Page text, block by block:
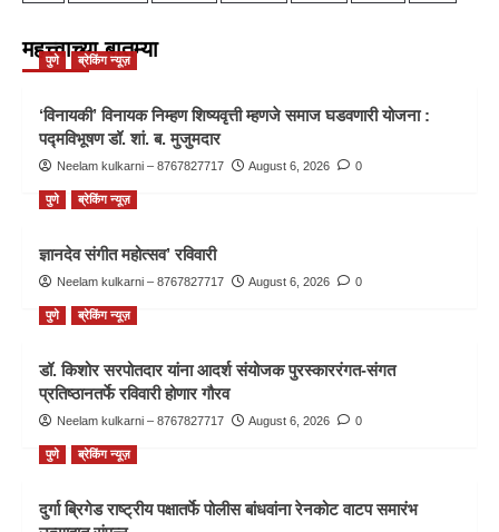
महत्त्वाच्या बातम्या
पुणे ब्रेकिंग न्यूज़
‘विनायकी’ विनायक निम्हण शिष्यवृत्ती म्हणजे समाज घडवणारी योजना :
पद्मविभूषण डॉ. शां. ब. मुजुमदार
Neelam kulkarni – 8767827717 August 6, 2026 0
पुणे ब्रेकिंग न्यूज़
ज्ञानदेव संगीत महोत्सव’ रविवारी
Neelam kulkarni – 8767827717 August 6, 2026 0
पुणे ब्रेकिंग न्यूज़
डॉ. किशोर सरपोतदार यांना आदर्श संयोजक पुरस्काररंगत-संगत
प्रतिष्ठानतर्फे रविवारी होणार गौरव
Neelam kulkarni – 8767827717 August 6, 2026 0
पुणे ब्रेकिंग न्यूज़
दुर्गा ब्रिगेड राष्ट्रीय पक्षातर्फे पोलीस बांधवांना रेनकोट वाटप समारंभ